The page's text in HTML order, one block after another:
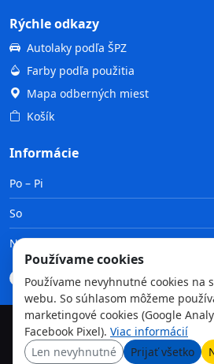
Rýchle odkazy
Autolaky podľa ŠPZ
Farby podľa použitia
Mapa odberných miest
Košík
Informácie
Po – Pi
So
Ne
Doprava Platba Obchodné podmienky
©2026TvojaFarba.sk • Všetky
GDPR
Obchodné podmienky
Používame cookies
Používame nevyhnutné cookies na
webu. So súhlasom môžeme
marketingové cookies (Google
Facebook Pixel). Viac informácií
Len nevyhnutné
Prijať všetko